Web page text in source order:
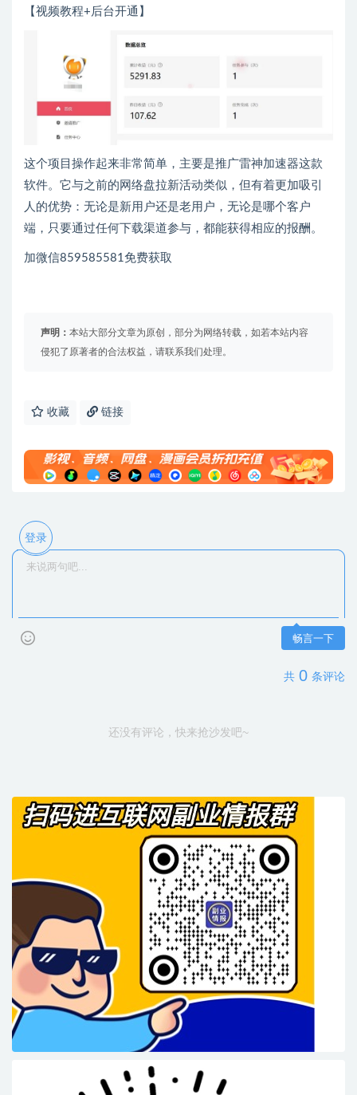
【视频教程+后台开通】
这个项目操作起来非常简单，主要是推广雷神加速器这款
软件。它与之前的网络盘拉新活动类似，但有着更加吸引
人的优势：无论是新用户还是老用户，无论是哪个客户
端，只要通过任何下载渠道参与，都能获得相应的报酬。
加微信859585581免费获取
声明： 本站大部分文章为原创，部分为网络转载，如若本站内容
侵犯了原著者的合法权益，请联系我们处理。
收藏 链接
登录
畅言一下
共 0 条评论
还没有评论，快来抢沙发吧~